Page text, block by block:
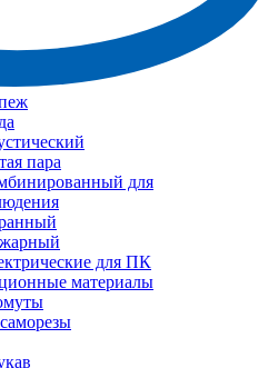
пара
для
для ПК
материалы